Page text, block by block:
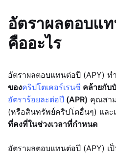
อัตราผลตอบแ
คืออะไร
อัตราผลตอบแทนต่อปี (APY) ท
ของคริปโตเคอร์เรนซี คล้ายกับ
อัตราร้อยละต่อปี (APR) คุณสา
(หรือสินทรัพย์คริปโตอื่นๆ) และ
ที่คงที่ในช่วงเวลาที่กำหนด
อัตราผลตอบแทนต่อปี (APY) เ